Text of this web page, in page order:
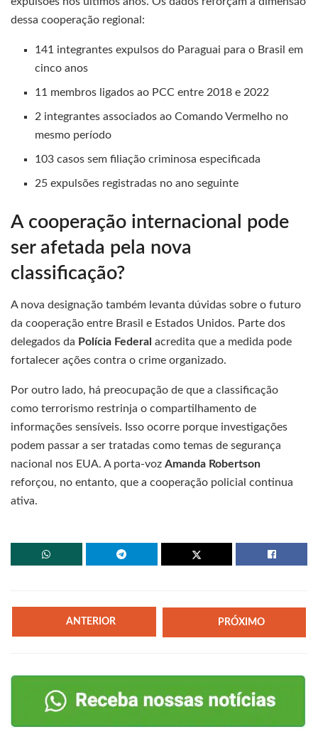
dessa cooperação regional:
141 integrantes expulsos do Paraguai para o Brasil em
cinco anos
11 membros ligados ao PCC entre 2018 e 2022
2 integrantes associados ao Comando Vermelho no
mesmo período
103 casos sem filiação criminosa especificada
25 expulsões registradas no ano seguinte
A cooperação internacional pode
ser afetada pela nova
classificação?
A nova designação também levanta dúvidas sobre o futuro
da cooperação entre Brasil e Estados Unidos. Parte dos
delegados da Polícia Federal acredita que a medida pode
fortalecer ações contra o crime organizado.
Por outro lado, há preocupação de que a classificação
como terrorismo restrinja o compartilhamento de
informações sensíveis. Isso ocorre porque investigações
podem passar a ser tratadas como temas de segurança
nacional nos EUA. A porta-voz Amanda Robertson
reforçou, no entanto, que a cooperação policial continua
ativa.
ANTERIOR PRÓXIMO